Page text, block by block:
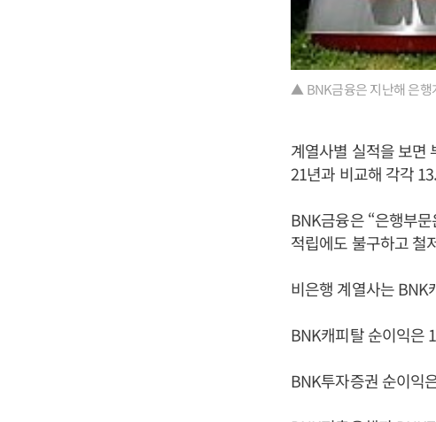
▲ BNK금융은 지난해 은행
계열사별 실적을 보면
21년과 비교해 각각
BNK금융은 “은행부
적립에도 불구하고 철
비은행 계열사는 BNK
BNK캐피탈 순이익은
BNK투자증권 순이익